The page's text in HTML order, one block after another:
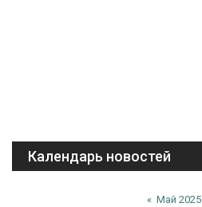
Календарь новостей
« Май 2025